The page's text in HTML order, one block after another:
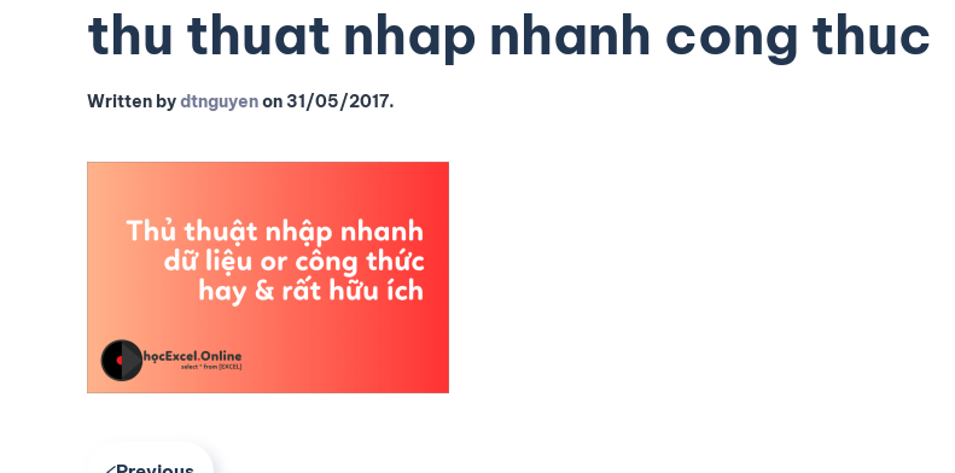
thu thuat nhap nhanh cong thuc
Written bydtnguyenon 31/05/2017.